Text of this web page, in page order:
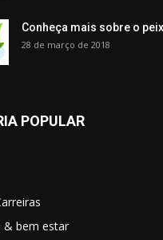
Conheça mais sobre o
28 de março de 2018
POPULAR
& bem estar